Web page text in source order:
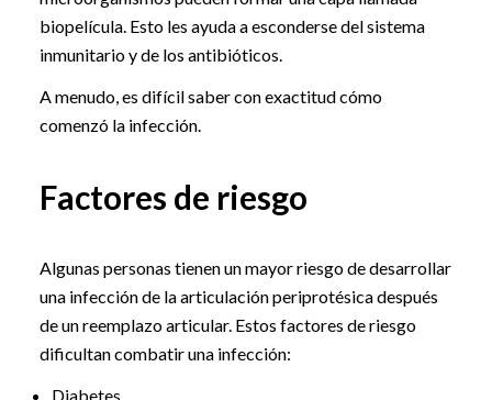
biopelícula. Esto les ayuda a esconderse del sistema
inmunitario y de los antibióticos.
A menudo, es difícil saber con exactitud cómo
comenzó la infección.
Factores de riesgo
Algunas personas tienen un mayor riesgo de desarrollar
una infección de la articulación periprotésica después
de un reemplazo articular. Estos factores de riesgo
dificultan combatir una infección:
Diabetes.